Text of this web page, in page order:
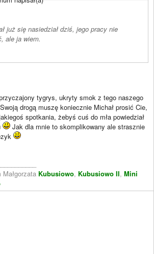
już się nasiedział dziś, jego pracy nie
ale ja wiem.
tygrys, ukryty smok z tego naszego
Swoją drogą muszę koniecznie Michał prosić Cie,
spotkania, żebyś cuś do mła powiedział
Jak dla mnie to skomplikowany ale strasznie
Małgorzata Kubusiowo, Kubusiowo II, Mini